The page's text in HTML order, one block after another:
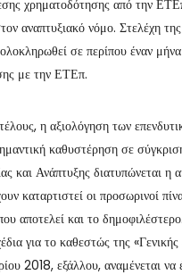
χρηματοδότησης από την
αναπτυξιακό νόμο. Στελέχη
σε περίπου έναν
με την ΕΤΕπ.
η αξιολόγηση των
καθυστέρηση σε
και Ανάπτυξης διατυπώνεται η
καταρτιστεί οι προσωρινοί
αποτελεί και το
για το καθεστώς της «Γενικής
2018, εξάλλου, αναμένεται να